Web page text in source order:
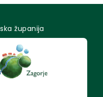
županija